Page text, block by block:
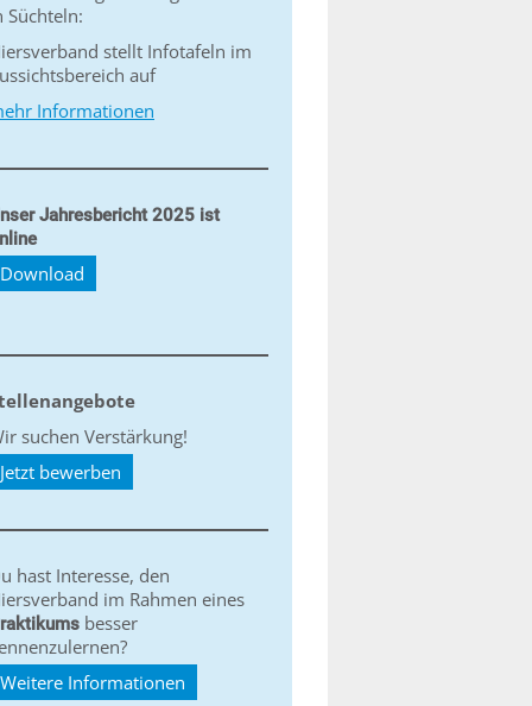
Süchteln:
stellt Infotafeln im
auf
Informationen
Jahresbericht 2025 ist
Download
suchen Verstärkung!
Jetzt bewerben
hast Interesse, den
im Rahmen eines
besser
Weitere Informationen